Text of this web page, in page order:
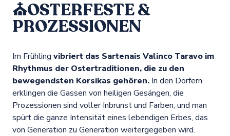
⛪OSTERFESTE &
PROZESSIONEN
Im Frühling vibriert das Sartenais Valinco Taravo im
Rhythmus der Ostertraditionen, die zu den
bewegendsten Korsikas gehören. In den Dörfern
erklingen die Gassen von heiligen Gesängen, die
Prozessionen sind voller Inbrunst und Farben, und man
spürt die ganze Intensität eines lebendigen Erbes, das
von Generation zu Generation weitergegeben wird.